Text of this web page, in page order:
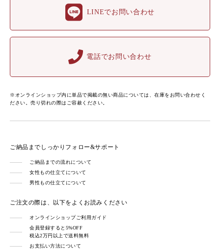
LINEでお問い合わせ
電話でお問い合わせ
※オンラインショップ内に単品で掲載の無い商品については、在庫をお問い合わせく
ださい。売り切れの際はご容赦ください。
ご納品までしっかりフォロー&サポート
ご納品までの流れについて
女性もの仕立てについて
男性もの仕立てについて
ご注文の際は、以下をよくお読みください
オンラインショップご利用ガイド
会員登録すると5%OFF
税込2万円以上で送料無料
お支払い方法について